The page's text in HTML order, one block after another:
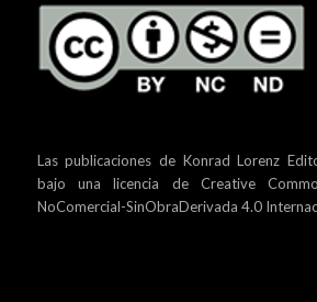
Las publicaciones de Konrad Lorenz
bajo unalicencia de Creative
NoComercial-SinObraDerivada 4.0